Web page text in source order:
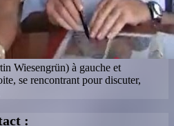
Wiesengrün) à gauche et
se rencontrant pour discuter,
: